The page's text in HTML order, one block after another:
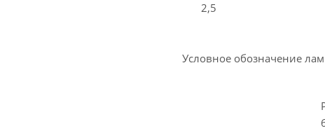
2,5
Условное обозначение